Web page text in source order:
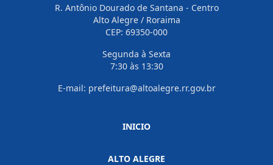
R. Antônio Dourado de Santana - Centro
Alto Alegre / Roraima
CEP: 69350-000
Segunda à Sexta
7:30 às 13:30
E-mail: prefeitura@altoalegre.rr.gov.br
INICIO
ALTO ALEGRE